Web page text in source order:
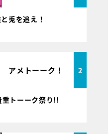
兎を追え！
アメトーーク！ 2
トーーク祭り!!